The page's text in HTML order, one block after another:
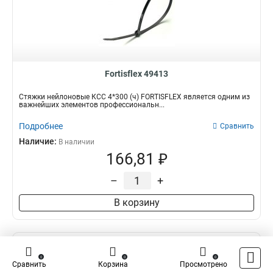
Fortisflex 49413
Стяжки нейлоновые КСС 4*300 (ч) FORTISFLEX является одним из
важнейших элементов профессиональн...
Подробнее Сравнить
Наличие: В наличии
166,81 ₽
– +
В корзину
Распродажа
Сравнить
0
Корзина
0
Просмотрено
0